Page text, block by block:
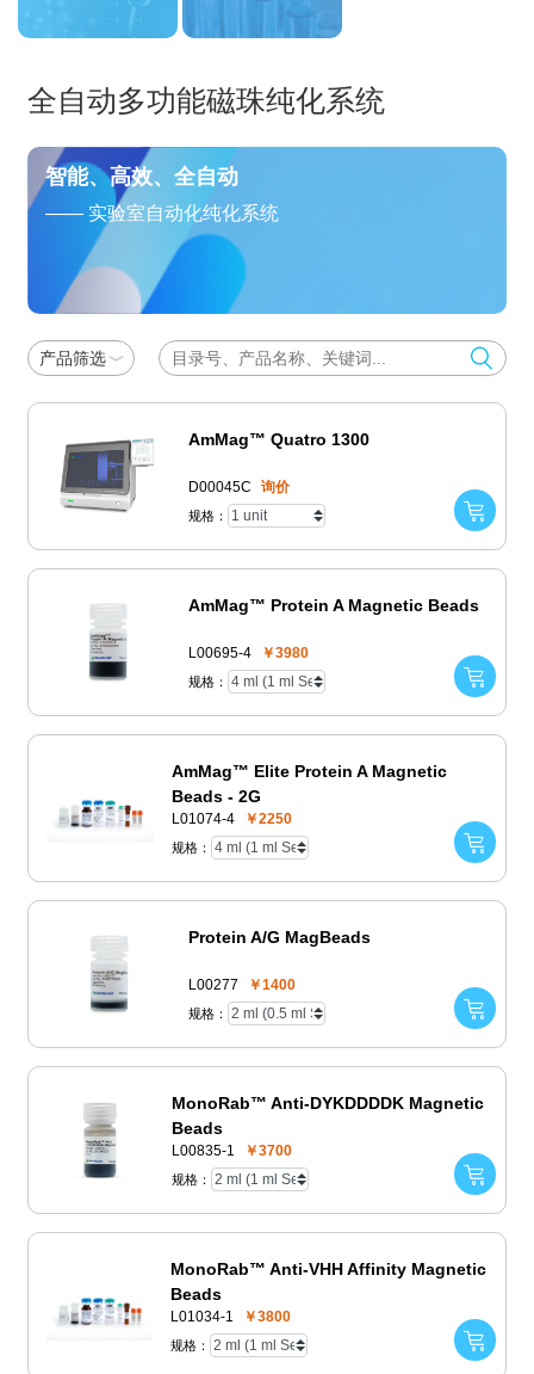
全自动多功能磁珠纯化系统
智能、高效、全自动
—— 实验室自动化纯化系统
产品筛选
AmMag™ Quatro 1300
D00045C 询价
规格：
AmMag™ Protein A Magnetic Beads
L00695-4 ￥3980
规格：
AmMag™ Elite Protein A Magnetic
Beads - 2G
L01074-4 ￥2250
规格：
Protein A/G MagBeads
L00277 ￥1400
规格：
MonoRab™ Anti-DYKDDDDK Magnetic
Beads
L00835-1 ￥3700
规格：
MonoRab™ Anti-VHH Affinity Magnetic
Beads
L01034-1 ￥3800
规格：